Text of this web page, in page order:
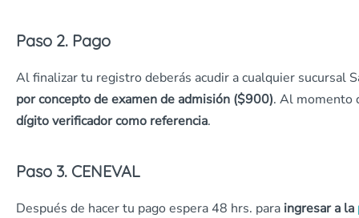
Paso 2. Pago
Al finalizar tu registro deberás acudir a cualquier sucursal
por concepto de examen de admisión ($900). Al momento
dígito verificador como referencia.
Paso 3. CENEVAL
Después de hacer tu pago espera 48 hrs. para ingresar a la